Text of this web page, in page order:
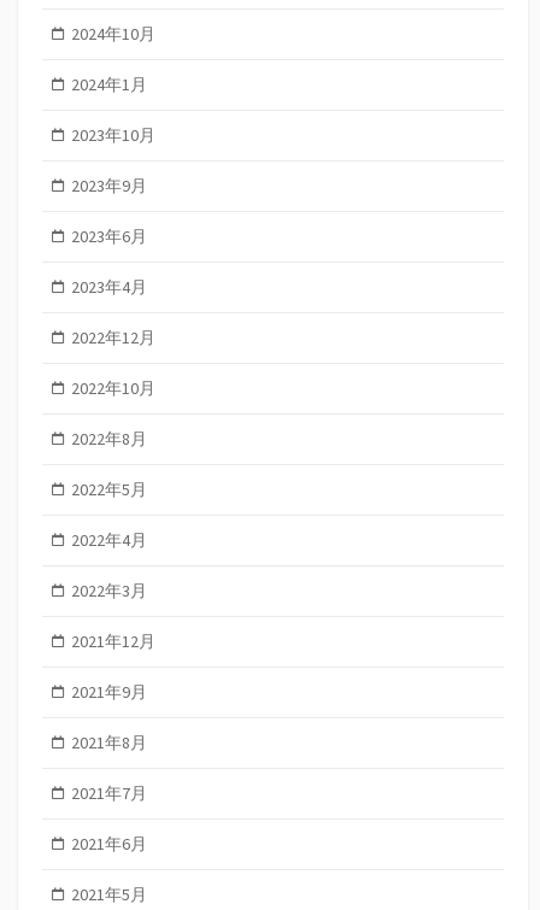
2024年10月
2024年1月
2023年10月
2023年9月
2023年6月
2023年4月
2022年12月
2022年10月
2022年8月
2022年5月
2022年4月
2022年3月
2021年12月
2021年9月
2021年8月
2021年7月
2021年6月
2021年5月